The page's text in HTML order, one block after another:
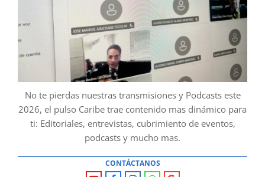
No te pierdas nuestras transmisiones y Podcasts este
2026, el pulso Caribe trae contenido mas dinámico para
ti: Editoriales, entrevistas, cubrimiento de eventos,
podcasts y mucho mas.
CONTÁCTANOS